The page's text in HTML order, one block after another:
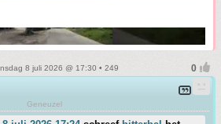
8 juli 2026 @ 17:30 • 249
Geneuzel